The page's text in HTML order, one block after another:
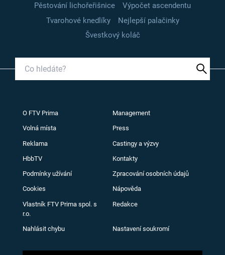
Pěstování lichořeřišnice
Výpočet ascendentu
Tvarohové knedlíky
Nejlepší palačinky
Švestkový koláč
O FTV Prima Management
Volná místa Press
Reklama Castingy a výzvy
HbbTV Kontakty
Podmínky užívání Zpracování osobních údajů
Cookies Nápověda
Vlastník FTV Prima spol. s
r.o.
Redakce
Nahlásit chybu Nastavení soukromí